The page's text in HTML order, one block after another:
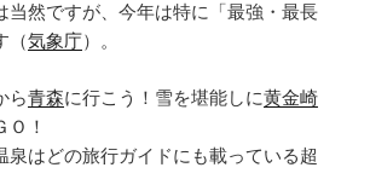
当然ですが、今年は特に「最強・最長
（気象庁）。
ら青森に行こう！雪を堪能しに黄金崎
Ｏ！
泉はどの旅行ガイドにも載っている超